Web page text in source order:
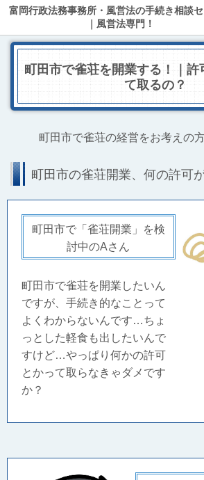
富岡行政法務事務所・風営法の手続き相談
｜風営法専門！
町田市で雀荘を開業する！｜許
て取るの？
町田市で雀荘の経営をお考えの
町田市の雀荘開業、何の許可
町田市で「雀荘開業」を検
討中のAさん
町田市で雀荘を開業したいん
ですが、手続き的なことって
よくわからないんです…ちょ
っとした軽食も出したいんで
すけど…やっぱり何かの許可
とかって取らなきゃダメです
か？